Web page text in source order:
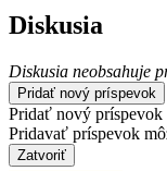
Diskusia
Diskusia neobsahuje
Pridať nový príspevok
Pridať nový príspevok
Pridavať príspevok
Zatvoriť